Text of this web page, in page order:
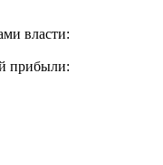
власти:
прибыли: